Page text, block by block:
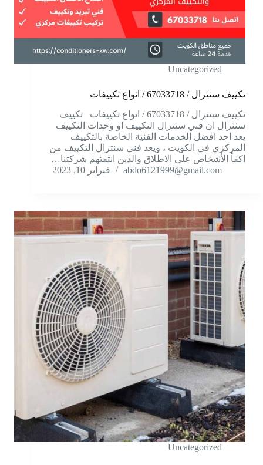
Uncategorized
تكييف سنترال / 67033718 / انواع تكييفات
تكييف سنترال / 67033718 / انواع تكييفات تكييف
سنترال ان فني سنترال التكييف او وحدات التكييف
يعد احد افضل الخدمات الفنية الخاصة بالتكييف
المركزي في الكويت ، ويعد فني سنترال التكييف من
اكفأ الأشخاص على الاطلاق والذين انتقتهم شركتنا…
abdo6121999@gmail.com
فبراير 10, 2023
Uncategorized